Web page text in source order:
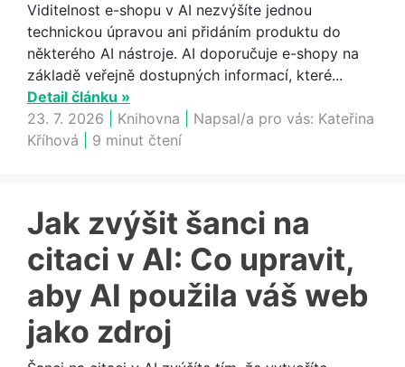
Viditelnost e-shopu v AI nezvýšíte jednou
technickou úpravou ani přidáním produktu do
některého AI nástroje. AI doporučuje e-shopy na
základě veřejně dostupných informací, které...
Detail článku »
23. 7. 2026
Knihovna Napsal/a pro vás: Kateřina
Kříhová
9 minut čtení
Jak zvýšit šanci na
citaci v AI: Co upravit,
aby AI použila váš web
jako zdroj